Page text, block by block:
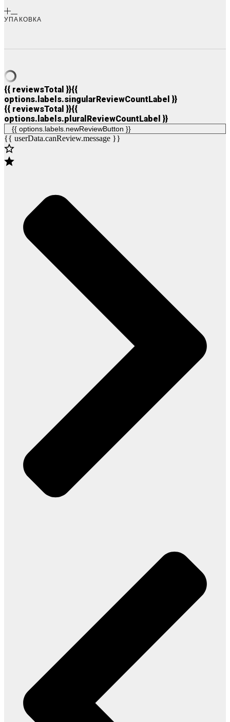
УПАКОВКА
{{ reviewsTotal }}{{
options.labels.singularReviewCountLabel }}
{{ reviewsTotal }}{{
options.labels.pluralReviewCountLabel }}
{{ options.labels.newReviewButton }}
{{ userData.canReview.message }}